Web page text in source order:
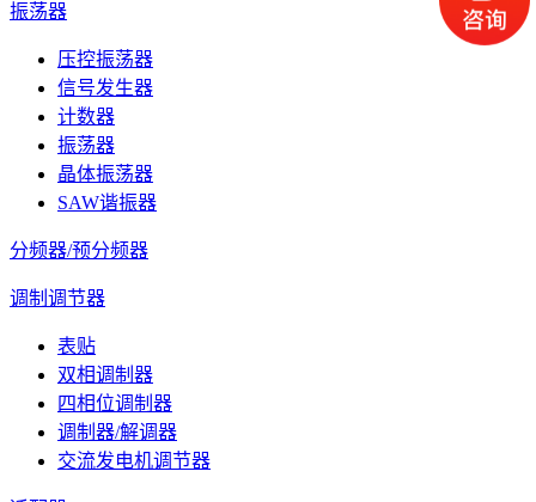
振荡器
压控振荡器
信号发生器
计数器
振荡器
晶体振荡器
SAW谐振器
分频器/预分频器
调制调节器
表贴
双相调制器
四相位调制器
调制器/解调器
交流发电机调节器